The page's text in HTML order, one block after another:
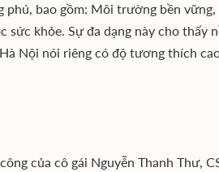
phú, bao gồm: Môi trường bền vững,
sức khỏe. Sự đa dạng này cho thấy
Nội nói riêng có độ tương thích
của cô gái Nguyễn Thanh Thư,